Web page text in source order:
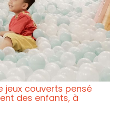
jeux couverts pensé
des enfants, à